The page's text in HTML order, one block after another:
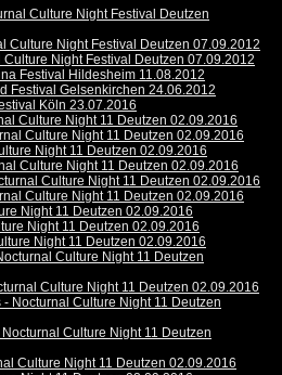
Culture Night Festival Deutzen
Culture Night Festival Deutzen 07.09.2012
Night Festival Deutzen 07.09.2012
Festival Hildesheim 11.08.2012
Festival Gelsenkirchen 24.06.2012
Köln 23.07.2016
Culture Night 11 Deutzen 02.09.2016
Culture Night 11 Deutzen 02.09.2016
Night 11 Deutzen 02.09.2016
Culture Night 11 Deutzen 02.09.2016
Culture Night 11 Deutzen 02.09.2016
Culture Night 11 Deutzen 02.09.2016
Night 11 Deutzen 02.09.2016
Night 11 Deutzen 02.09.2016
Night 11 Deutzen 02.09.2016
Culture Night 11 Deutzen
Culture Night 11 Deutzen 02.09.2016
Nocturnal Culture Night 11 Deutzen
Culture Night 11 Deutzen
Culture Night 11 Deutzen 02.09.2016